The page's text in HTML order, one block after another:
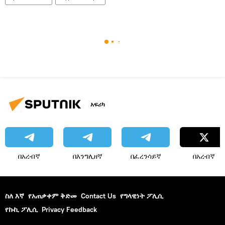
አፍሪካ
በአረብኛ በእንግሊዘኛ በፈረንሳይኛ በአረብኛ
ስለ እኛ የአጠቃቀም ቅድመ Contact Us የግላዊነት ፖሊሲ
የኩኪ ፖሊሲ Privacy Feedback